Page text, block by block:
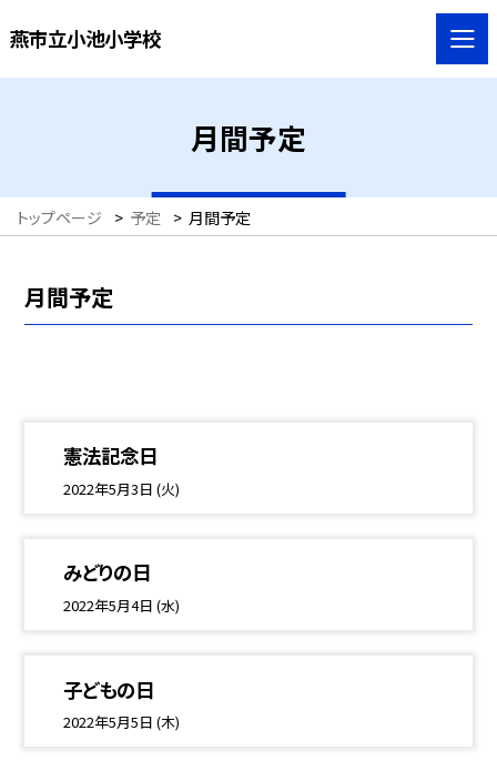
燕市立小池小学校
月間予定
トップページ > 予定 > 月間予定
月間予定
憲法記念日
2022年5月3日 (火)
みどりの日
2022年5月4日 (水)
子どもの日
2022年5月5日 (木)